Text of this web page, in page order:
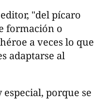
"del pícaro
formación o
a veces lo que
adaptarse al
especial, porque se